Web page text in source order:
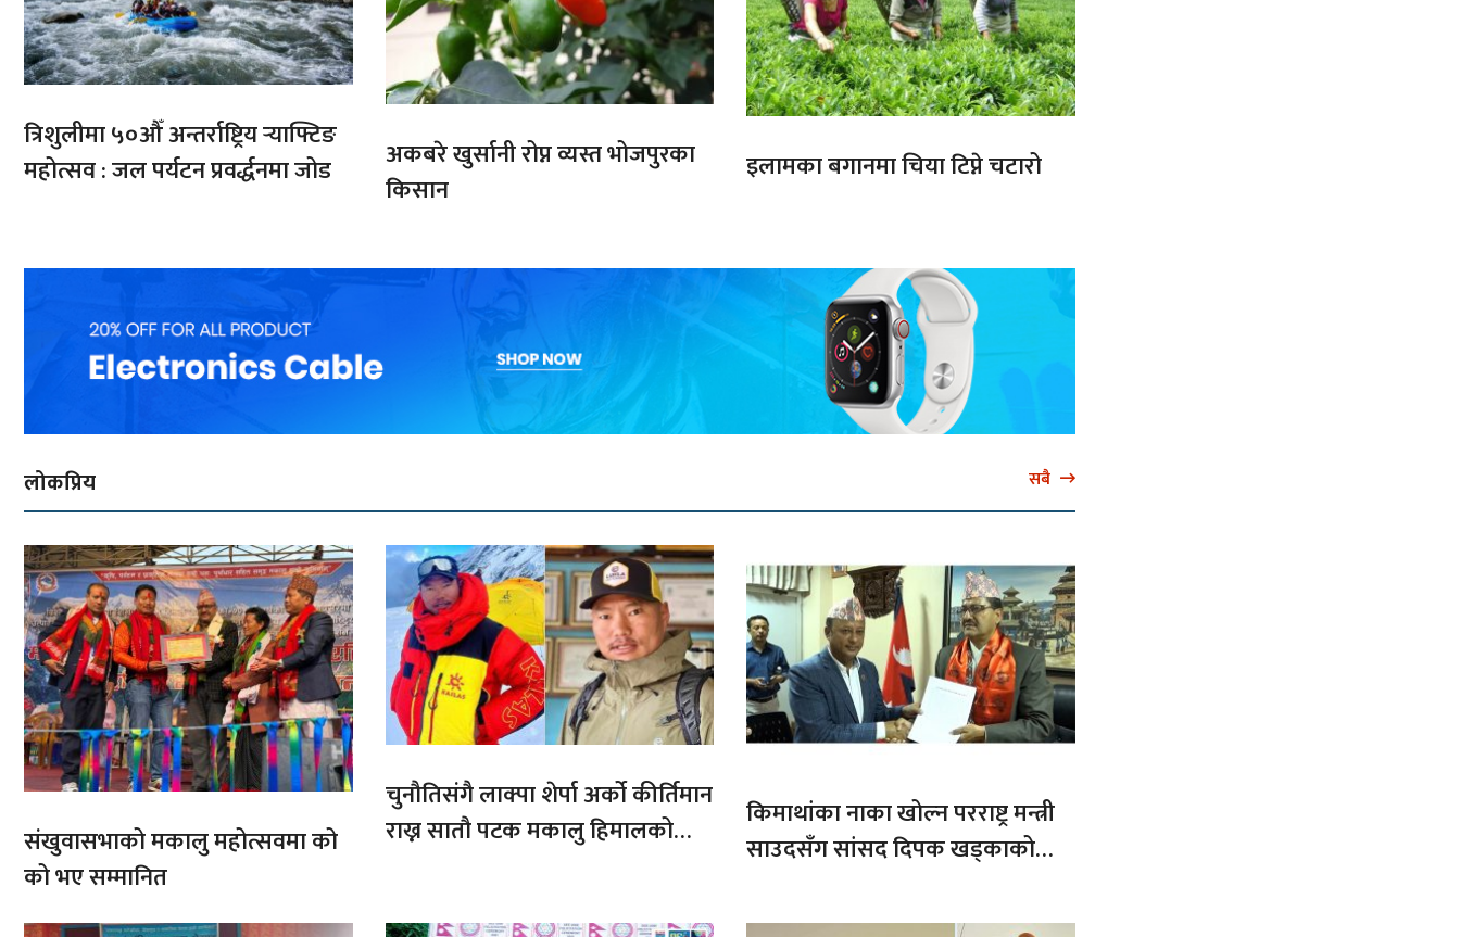
त्रिशुलीमा ५०औँ अन्तर्राष्ट्रिय र्‍याफ्टिङ
महोत्सव : जल पर्यटन प्रवर्द्धनमा जोड
अकबरे खुर्सानी रोप्न व्यस्त भोजपुरका
किसान
इलामका बगानमा चिया टिप्ने चटारो
लोकप्रिय सबै
संखुवासभाको मकालु महोत्सवमा को
को भए सम्मानित
चुनौतिसंगै लाक्पा शेर्पा अर्को कीर्तिमान
राख्न सातौ पटक मकालु हिमालको
किमाथांका नाका खोल्न परराष्ट्र मन्त्री
साउदसँग सांसद दिपक खड्काको